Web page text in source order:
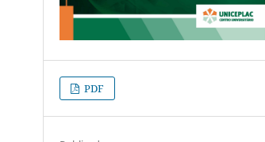
PDF